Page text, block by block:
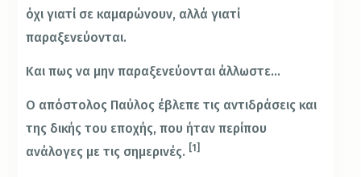
όχι γιατί σε καμαρώνουν, αλλά γιατί
παραξενεύονται.
Και πως να μην παραξενεύονται άλλωστε…
Ο απόστολος Παύλος έβλεπε τις αντιδράσεις και
της δικής του εποχής, που ήταν περίπου
ανάλογες με τις σημερινές.
[1]